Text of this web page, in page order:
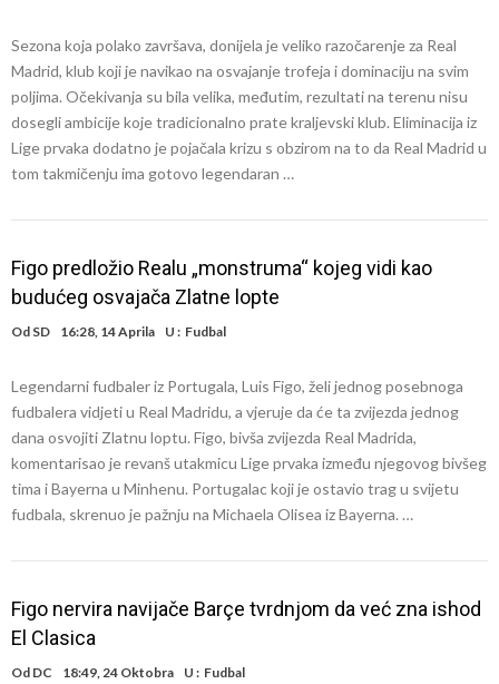
Sezona koja polako završava, donijela je veliko razočarenje za Real
Madrid, klub koji je navikao na osvajanje trofeja i dominaciju na svim
poljima. Očekivanja su bila velika, međutim, rezultati na terenu nisu
dosegli ambicije koje tradicionalno prate kraljevski klub. Eliminacija iz
Lige prvaka dodatno je pojačala krizu s obzirom na to da Real Madrid u
tom takmičenju ima gotovo legendaran …
Figo predložio Realu „monstruma“ kojeg vidi kao
budućeg osvajača Zlatne lopte
Od SD 16:28, 14 Aprila U : Fudbal
Legendarni fudbaler iz Portugala, Luis Figo, želi jednog posebnoga
fudbalera vidjeti u Real Madridu, a vjeruje da će ta zvijezda jednog
dana osvojiti Zlatnu loptu. Figo, bivša zvijezda Real Madrida,
komentarisao je revanš utakmicu Lige prvaka između njegovog bivšeg
tima i Bayerna u Minhenu. Portugalac koji je ostavio trag u svijetu
fudbala, skrenuo je pažnju na Michaela Olisea iz Bayerna. …
Figo nervira navijače Barçe tvrdnjom da već zna ishod
El Clasica
Od DC 18:49, 24 Oktobra U : Fudbal